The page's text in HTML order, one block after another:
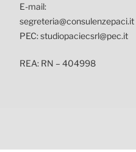
E-mail:
segreteria@consulenzepaci.it
PEC: studiopaciecsrl@pec.it
REA: RN – 404998